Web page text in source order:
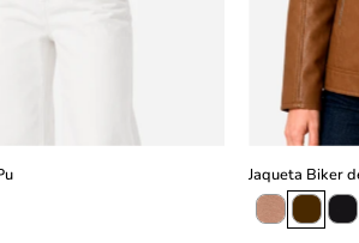
Jaqueta Biker